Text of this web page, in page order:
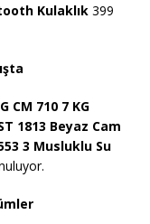
Kulaklık 399
CM 710 7 KG
1813 Beyaz Cam
3 Musluklu Su